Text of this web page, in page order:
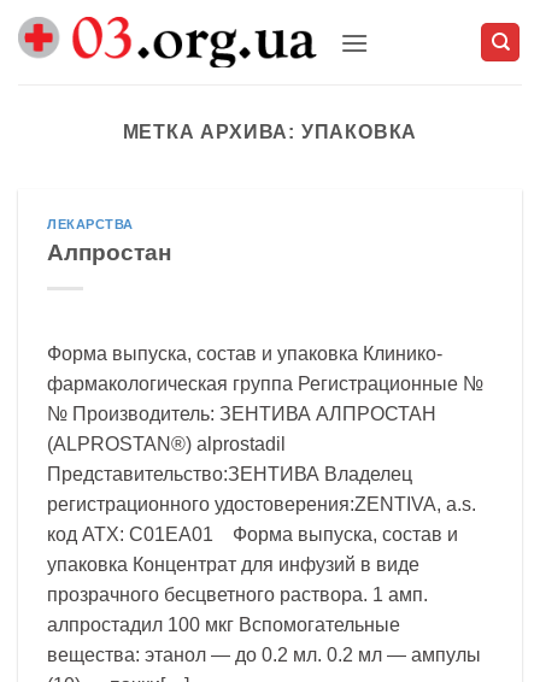
Skip
МЕТКА АРХИВА: УПАКОВКА
ЛЕКАРСТВА
Алпростан
Форма выпуска, состав и упаковка Клинико-
фармакологическая группа Регистрационные №
№ Производитель: ЗЕНТИВА АЛПРОСТАН
(ALPROSTAN®) alprostadil
Представительство:ЗЕНТИВА Владелец
регистрационного удостоверения:ZENTIVA, a.s.
код ATX: C01EA01 Форма выпуска, состав и
упаковка Концентрат для инфузий в виде
прозрачного бесцветного раствора. 1 амп.
алпростадил 100 мкг Вспомогательные
вещества: этанол — до 0.2 мл. 0.2 мл — ампулы